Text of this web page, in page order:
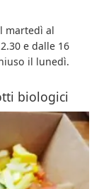
martedì al
e dalle 16
il lunedì.
biologici